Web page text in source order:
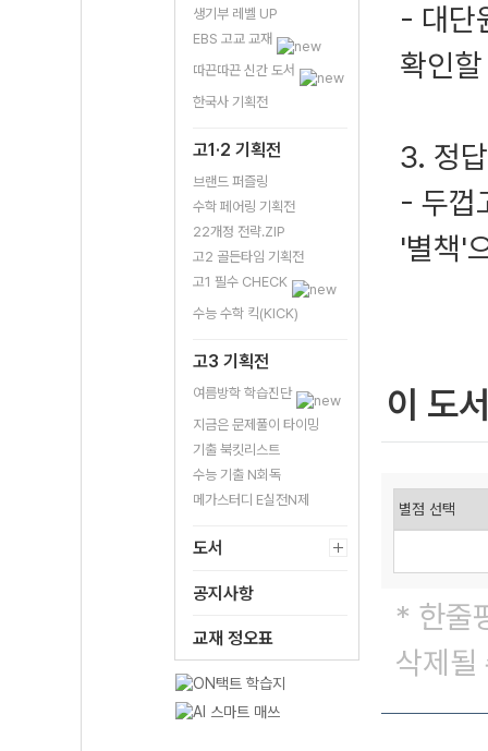
생기부 레벨 UP
EBS 고교 교재
따끈따끈 신간 도서
한국사 기획전
고1·2 기획전
브랜드 퍼즐링
수학 페어링 기획전
22개정 전략.ZIP
고2 골든타임 기획전
고1 필수 CHECK
수능 수학 킥(KICK)
고3 기획전
여름방학 학습진단
지금은 문제풀이 타이밍
기출 북킷리스트
수능 기출 N회독
메가스터디 E실전N제
도서
공지사항
교재 정오표
- 대단
확인
3. 정
- 두껍
'별책'
이 도
* 한줄
삭제될